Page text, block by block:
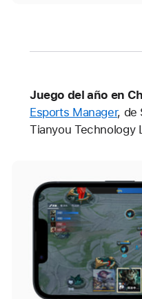
Juego del año en
Esports Manager, de
Tianyou Technology